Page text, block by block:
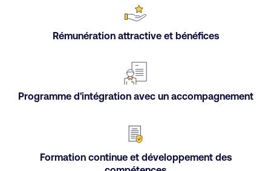
Rémunération attractive et bénéfices
Programme d'intégration avec un accompagnement
Formation continue et développement des